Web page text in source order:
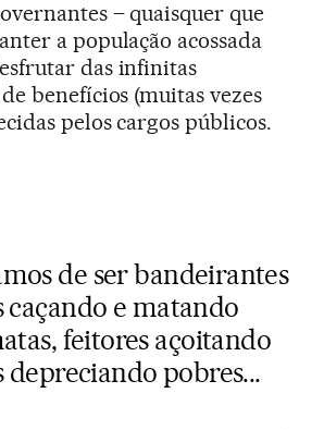
– quaisquer que
a população acossada
das infinitas
benefícios (muitas vezes
pelos cargos públicos.
de ser bandeirantes
e matando
feitores açoitando
depreciando pobres...